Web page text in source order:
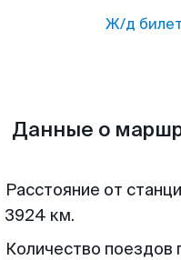
Ж/д
Данные о
Расстояние от
3924 км.
Количество